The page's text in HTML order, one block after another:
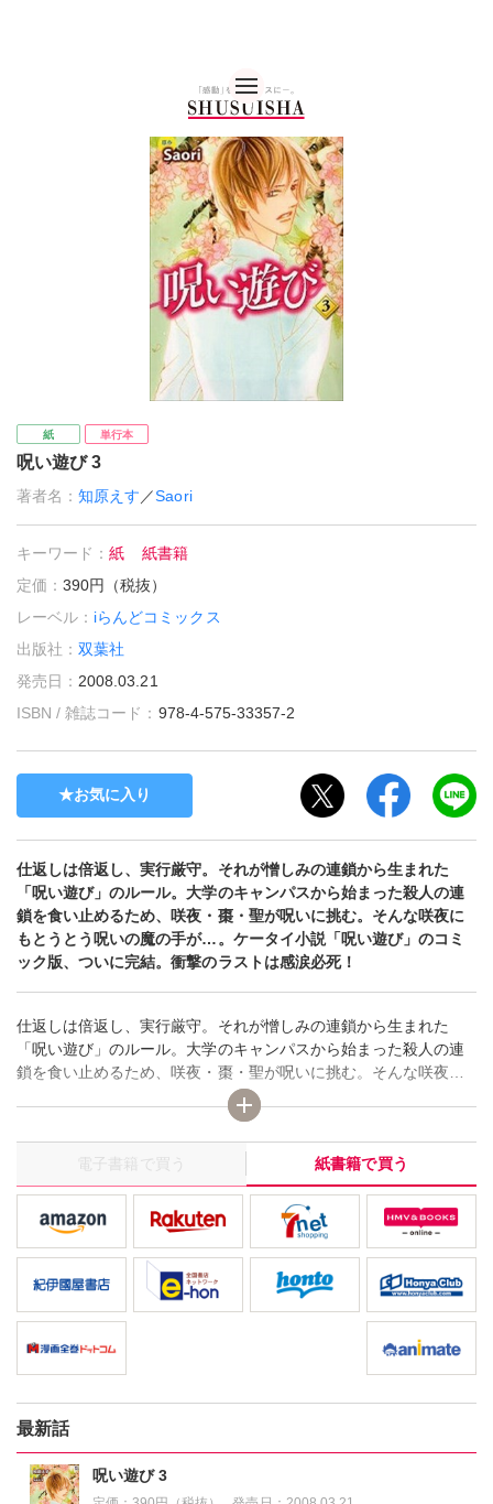
紙 単行本
呪い遊び 3
著者名：知原えす ／Saori
キーワード：紙
紙書籍
定価：390円（税抜）
レーベル： iらんどコミックス
出版社：双葉社
発売日： 2008.03.21
ISBN / 雑誌コード： 978-4-575-33357-2
お気に入り
仕返しは倍返し、実行厳守。それが憎しみの連鎖から生まれた
「呪い遊び」のルール。大学のキャンパスから始まった殺人の連
鎖を食い止めるため、咲夜・棗・聖が呪いに挑む。そんな咲夜に
もとうとう呪いの魔の手が…。ケータイ小説「呪い遊び」のコミ
ック版、ついに完結。衝撃のラストは感涙必死！
仕返しは倍返し、実行厳守。それが憎しみの連鎖から生まれた
「呪い遊び」のルール。大学のキャンパスから始まった殺人の連
鎖を食い止めるため、咲夜・棗・聖が呪いに挑む。そんな咲夜に
もとうとう呪いの魔の手が…。ケータイ小説「呪い遊び」のコミ
ック版、ついに完結。衝撃のラストは感涙必死！
電子書籍で買う 紙書籍で買う
最新話
呪い遊び 3